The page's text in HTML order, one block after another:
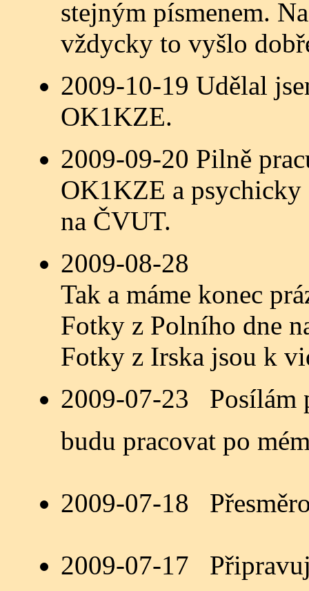
stejným písmenem.
vždycky to vyšlo
2009-10-19 Udělal
OK1KZE.
2009-09-20 Pilně
OK1KZE a
na ČVUT.
2009-08-28
Tak a máme konec
Fotky z Polního dne
Fotky z Irska jsou k
2009-07-23 Posílám
budu pracovat po
2009-07-18
2009-07-17